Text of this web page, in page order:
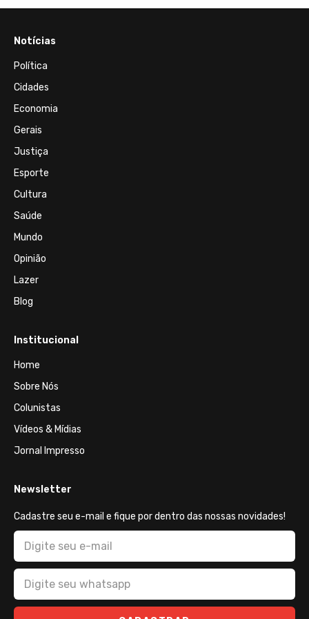
Notícias
Política
Cidades
Economia
Gerais
Justiça
Esporte
Cultura
Saúde
Mundo
Opinião
Lazer
Blog
Institucional
Home
Sobre Nós
Colunistas
Vídeos & Mídias
Jornal Impresso
Newsletter
Cadastre seu e-mail e fique por dentro das nossas novidades!